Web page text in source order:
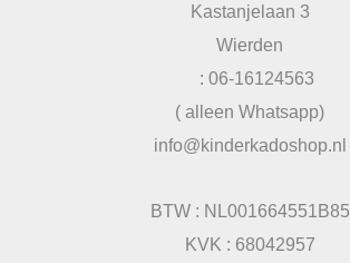
Kastanjelaan 3
Wierden
: 06-16124563
( alleen Whatsapp)
info@kinderkadoshop.nl
BTW : NL001664551B85
KVK : 68042957